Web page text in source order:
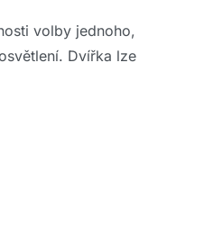
volby jednoho,
Dvířka lze